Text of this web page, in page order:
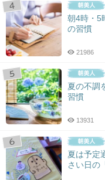
朝4時・5
の習慣
21986
夏の不調
習慣
13931
夏は予定
さい日の